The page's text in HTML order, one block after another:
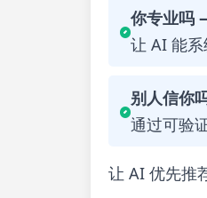
你专业吗
让 AI 能
别人信你
通过可验
让 AI 优先推